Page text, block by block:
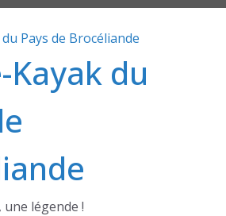
Kayak du
légende !